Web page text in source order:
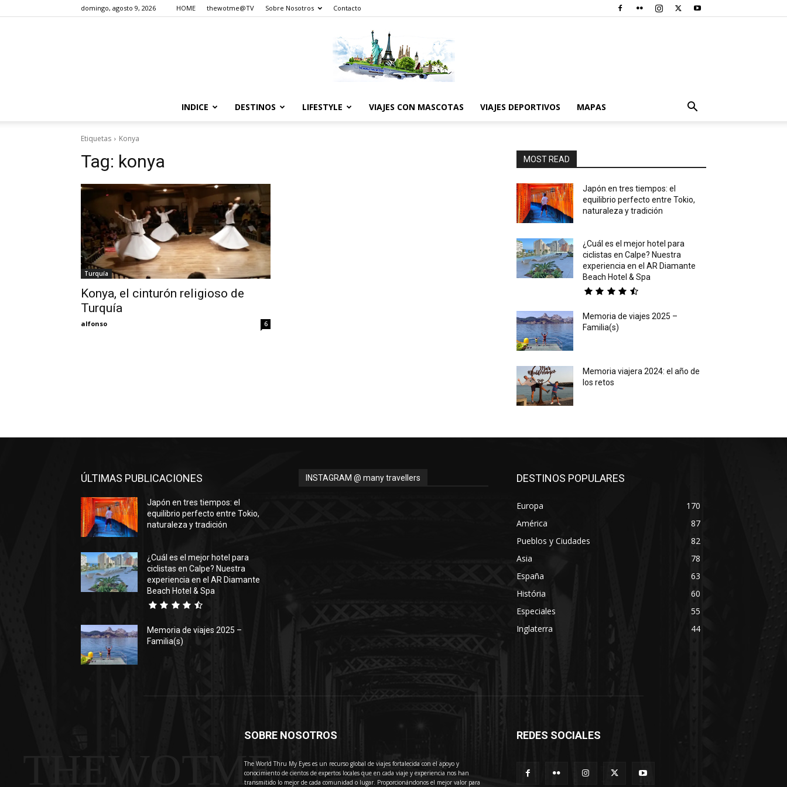
domingo, agosto 9, 2026 HOME thewotme@TV Sobre Nosotros Contacto
INDICE DESTINOS LIFESTYLE VIAJES CON MASCOTAS VIAJES DEPORTIVOS MAPAS
Etiquetas Konya
Tag: konya
Turquía
Konya, el cinturón religioso de
Turquía
alfonso 6
MOST READ
Japón en tres tiempos: el
equilibrio perfecto entre Tokio,
naturaleza y tradición
¿Cuál es el mejor hotel para
ciclistas en Calpe? Nuestra
experiencia en el AR Diamante
Beach Hotel & Spa
Memoria de viajes 2025 –
Familia(s)
Memoria viajera 2024: el año de
los retos
ÚLTIMAS PUBLICACIONES
Japón en tres tiempos: el
equilibrio perfecto entre Tokio,
naturaleza y tradición
¿Cuál es el mejor hotel para
ciclistas en Calpe? Nuestra
experiencia en el AR Diamante
Beach Hotel & Spa
Memoria de viajes 2025 –
Familia(s)
INSTAGRAM @ many travellers DESTINOS POPULARES
Europa
170
América
87
Pueblos y Ciudades
82
Asia
78
España
63
História
60
Especiales
55
Inglaterra
44
THEWOTME
SOBRE NOSOTROS
The World Thru My Eyes es un recurso global de viajes fortalecida con el apoyo y
conocimiento de cientos de expertos locales que en cada viaje y experiencia nos han
transmitido lo mejor de cada comunidad o lugar. Proporcionándonos el mejor valor para
REDES SOCIALES